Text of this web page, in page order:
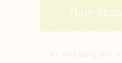
Πώς
είναι
Αν νιώθεις ότι